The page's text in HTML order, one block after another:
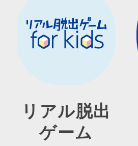
リアル脱出
ゲーム